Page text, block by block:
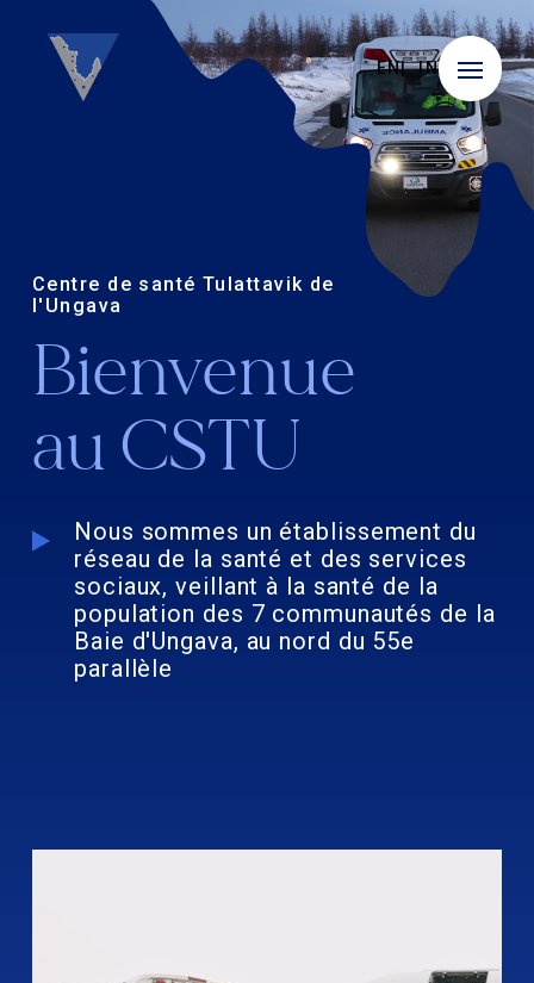
EN IN
Centre de santé Tulattavik de
l'Ungava
Bienvenue
au CSTU
Nous sommes un établissement du
réseau de la santé et des services
sociaux, veillant à la santé de la
population des 7 communautés de la
Baie d'Ungava, au nord du 55e
parallèle